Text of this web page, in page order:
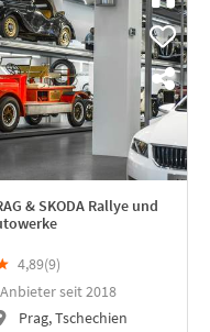
& SKODA Rallye und
4,89(9)
Anbieter seit 2018
Prag, Tschechien